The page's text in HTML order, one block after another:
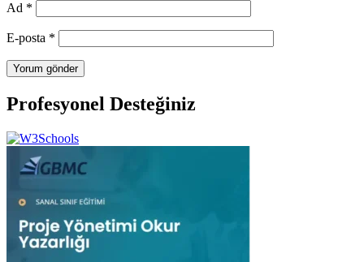
Ad *
E-posta *
Profesyonel Desteğiniz